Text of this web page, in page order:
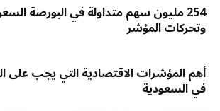
254 مليون سهم متداولة في البورصة
وتحركات المؤشر
أهم المؤشرات الاقتصادية التي يجب على
في السعودية